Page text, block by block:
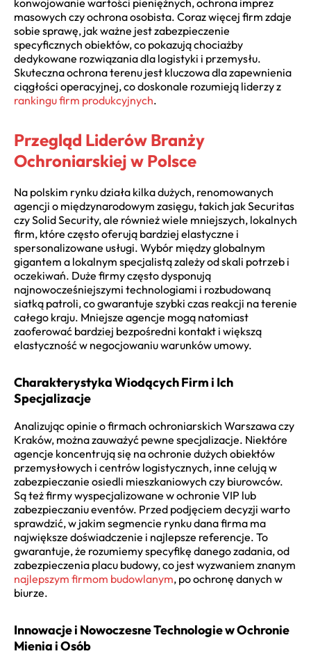
masowych czy ochrona osobista. Coraz więcej firm zdaje
sobie sprawę, jak ważne jest zabezpieczenie
specyficznych obiektów, co pokazują chociażby
dedykowane rozwiązania dla logistyki i przemysłu.
Skuteczna ochrona terenu jest kluczowa dla zapewnienia
ciągłości operacyjnej, co doskonale rozumieją liderzy z
rankingu firm produkcyjnych.
Przegląd Liderów Branży
Ochroniarskiej w Polsce
Na polskim rynku działa kilka dużych, renomowanych
agencji o międzynarodowym zasięgu, takich jak Securitas
czy Solid Security, ale również wiele mniejszych, lokalnych
firm, które często oferują bardziej elastyczne i
spersonalizowane usługi. Wybór między globalnym
gigantem a lokalnym specjalistą zależy od skali potrzeb i
oczekiwań. Duże firmy często dysponują
najnowocześniejszymi technologiami i rozbudowaną
siatką patroli, co gwarantuje szybki czas reakcji na terenie
całego kraju. Mniejsze agencje mogą natomiast
zaoferować bardziej bezpośredni kontakt i większą
elastyczność w negocjowaniu warunków umowy.
Charakterystyka Wiodących Firm i Ich
Specjalizacje
Analizując opinie o firmach ochroniarskich Warszawa czy
Kraków, można zauważyć pewne specjalizacje. Niektóre
agencje koncentrują się na ochronie dużych obiektów
przemysłowych i centrów logistycznych, inne celują w
zabezpieczanie osiedli mieszkaniowych czy biurowców.
Są też firmy wyspecjalizowane w ochronie VIP lub
zabezpieczaniu eventów. Przed podjęciem decyzji warto
sprawdzić, w jakim segmencie rynku dana firma ma
największe doświadczenie i najlepsze referencje. To
gwarantuje, że rozumiemy specyfikę danego zadania, od
zabezpieczenia placu budowy, co jest wyzwaniem znanym
najlepszym firmom budowlanym, po ochronę danych w
biurze.
Innowacje i Nowoczesne Technologie w Ochronie
Mienia i Osób